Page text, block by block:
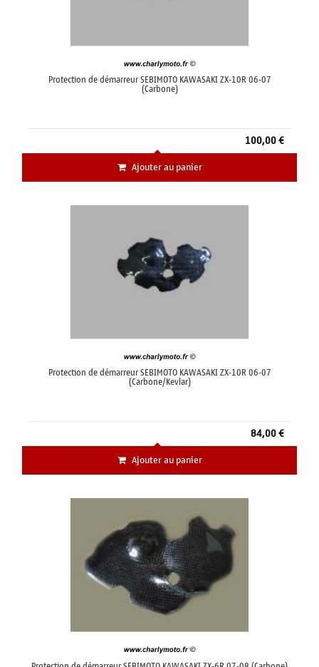
Protection de démarreur SEBIMOTO KAWASAKI ZX-10R 06-07
(Carbone)
100,00 €
Ajouter au panier
Protection de démarreur SEBIMOTO KAWASAKI ZX-10R 06-07
(Carbone/Kevlar)
84,00 €
Ajouter au panier